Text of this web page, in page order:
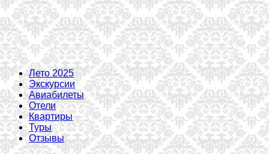
Лето 2025
Экскурсии
Авиабилеты
Отели
Квартиры
Туры
Отзывы